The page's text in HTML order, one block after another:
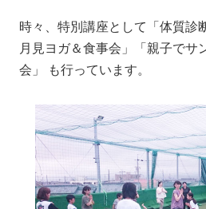
時々、特別講座として「体質診
月見ヨガ＆食事会」「親子でサ
会」 も行っています。